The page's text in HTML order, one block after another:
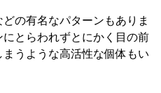
の有名なパターンもありま
とらわれずとにかく目の前
うような高活性な個体もい